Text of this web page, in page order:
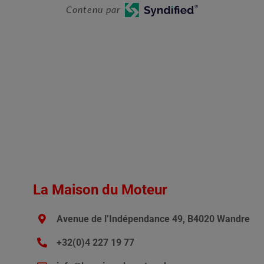
Contenu par
La Maison du Moteur
Avenue de l’Indépendance 49, B4020 Wandre
+32(0)4 227 19 77